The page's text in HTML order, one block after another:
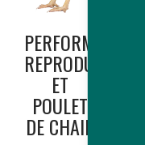
PERFORMANCES
REPRODUCTRICE
ET
POULET
DE CHAIR